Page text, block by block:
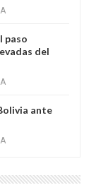
paso
del
ante